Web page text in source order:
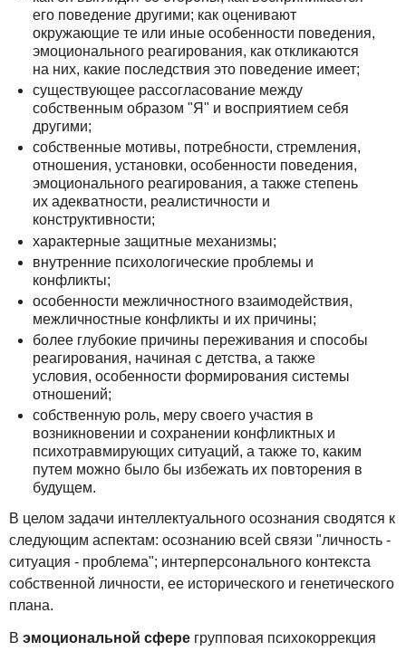
его поведение другими; как оценивают
окружающие те или иные особенности поведения,
эмоционального реагирования, как откликаются
на них, какие последствия это поведение имеет;
существующее рассогласование между
собственным образом "Я" и восприятием себя
другими;
собственные мотивы, потребности, стремления,
отношения, установки, особенности поведения,
эмоционального реагирования, а также степень
их адекватности, реалистичности и
конструктивности;
характерные защитные механизмы;
внутренние психологические проблемы и
конфликты;
особенности межличностного взаимодействия,
межличностные конфликты и их причины;
более глубокие причины переживания и способы
реагирования, начиная с детства, а также
условия, особенности формирования системы
отношений;
собственную роль, меру своего участия в
возникновении и сохранении конфликтных и
психотравмирующих ситуаций, а также то, каким
путем можно было бы избежать их повторения в
будущем.
В целом задачи интеллектуального осознания сводятся к
следующим аспектам: осознанию всей связи "личность -
ситуация - проблема"; интерперсонального контекста
собственной личности, ее исторического и генетического
плана.
В эмоциональной сфере групповая психокоррекция